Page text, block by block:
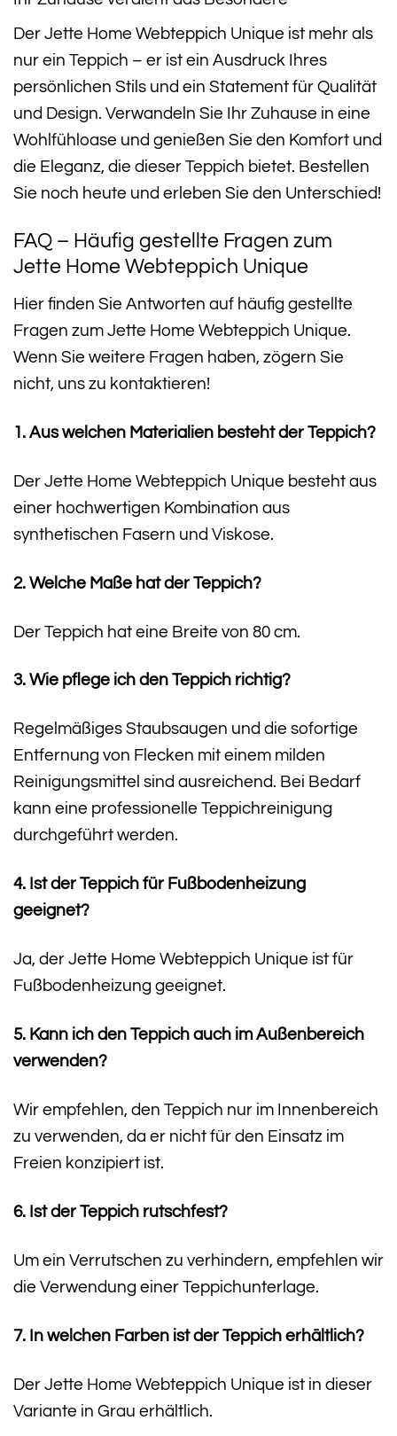
Der Jette Home Webteppich Unique ist mehr als
nur ein Teppich – er ist ein Ausdruck Ihres
persönlichen Stils und ein Statement für Qualität
und Design. Verwandeln Sie Ihr Zuhause in eine
Wohlfühloase und genießen Sie den Komfort und
die Eleganz, die dieser Teppich bietet. Bestellen
Sie noch heute und erleben Sie den Unterschied!
FAQ – Häufig gestellte Fragen zum
Jette Home Webteppich Unique
Hier finden Sie Antworten auf häufig gestellte
Fragen zum Jette Home Webteppich Unique.
Wenn Sie weitere Fragen haben, zögern Sie
nicht, uns zu kontaktieren!
1. Aus welchen Materialien besteht der Teppich?
Der Jette Home Webteppich Unique besteht aus
einer hochwertigen Kombination aus
synthetischen Fasern und Viskose.
2. Welche Maße hat der Teppich?
Der Teppich hat eine Breite von 80 cm.
3. Wie pflege ich den Teppich richtig?
Regelmäßiges Staubsaugen und die sofortige
Entfernung von Flecken mit einem milden
Reinigungsmittel sind ausreichend. Bei Bedarf
kann eine professionelle Teppichreinigung
durchgeführt werden.
4. Ist der Teppich für Fußbodenheizung
geeignet?
Ja, der Jette Home Webteppich Unique ist für
Fußbodenheizung geeignet.
5. Kann ich den Teppich auch im Außenbereich
verwenden?
Wir empfehlen, den Teppich nur im Innenbereich
zu verwenden, da er nicht für den Einsatz im
Freien konzipiert ist.
6. Ist der Teppich rutschfest?
Um ein Verrutschen zu verhindern, empfehlen wir
die Verwendung einer Teppichunterlage.
7. In welchen Farben ist der Teppich erhältlich?
Der Jette Home Webteppich Unique ist in dieser
Variante in Grau erhältlich.